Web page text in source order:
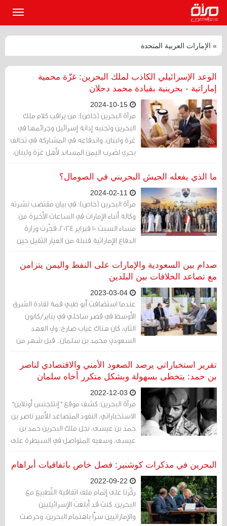
» الإمارات العربية المتحدة
الوعد الإسرائيلي الكاذب لملك البحرين: غزّة محمية
إماراتية - بحرينية بقيادة محمد دحلان
مرآة البحرين (خاص): من يراقب كلام ملك
البحرين وتجنبه إدانة إسرائيل وجرائمها في
غزة ولبنان، واندفاعه في المشاركة في تحالف
بحري لضرب اليمن المساند لأهل غزة ولبنان،
يرى أن ثمة خيارا حاسما اتخذه الملك والعائلة
الحاكمة من بوضع كل ثقلهم مع المشروع
الإسرائيلي ودعم هيمنته في المنطقة.
ما الذي يفعله الجيش البحريني في الصومال؟
مرآة البحرين (خاص): في بيان مقتضب نشرته
وكالة أنباء الإمارات في الساعات الأخيرة من
مساء السبت 10 فبراير 2024، فجّرت وزارة
الدفاع الإماراتية قنبلة من العيار الثقيل حين
أعلنت عن مقتل 3 عسكريين إماراتيين
وضابط من قوة دفاع البحرين بعد تعرضهم
لعمل إرهابي في الصومال أثناء قيامهم بـ
"مهام عملهم في تدريب وتأهيل القوات
المسلحة الصومالية".
صدام بين السعودية والإمارات على النفط واليمن يتزامن
مع تصاعد الخلافات بين البلدين
عندما استضافت أبو ظبي قمة لقادة الشرق
الأوسط في قصر ساحلي في يناير/كانون
الثاني، كان هناك غياب صارخ: ولي العهد
السعودي محمد بن سلمان.. قبل شهر من
ذلك، تغيب قادة الإمارات عن قمة صينية
عربية رفيعة المستوى في الرياض.
تقرير استخباراتي يرصد الصعود الأمني والاقتصادي لناصر
بن حمد: يتخطى بسهولة وبشكل متكرر أخاه سلمان
مرآة البحرين: كشف موقع "إنتلجنس أونلاين"
الاستخباراتي، النفوذ المتصاعد للأمير ناصر بن
حمد بن عيسى، نجل ملك البحرين حمد بن
عيسى، وسعيه المتواصل في السيطرة على
أجهزة الأمن والاستخبارات في المملكة
الخليجية الصغيرة.
البحرين في مذكرات كوشنير: فصل خاص باتفاقيات أبراهام
ركّزنا على إتمام ملف اتفاقية التّطبيع مع
البحرين. كنت قد أبلغتُ الإسرائيليين
والإماراتيين سرًّا باهتمام البحرين، وحرصت